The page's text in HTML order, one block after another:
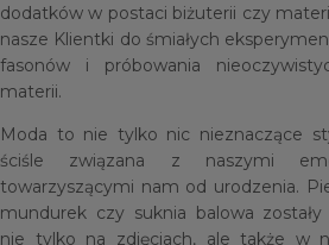
dodatków w postaci biżuterii czy
nasze Klientki do śmiałych
fasonów i próbowania
materii.
Moda to nie tylko nic nieznaczące
ściśle związana z naszymi
towarzyszącymi nam od urodzenia.
mundurek czy suknia balowa
nie tylko na zdjęciach, ale także w